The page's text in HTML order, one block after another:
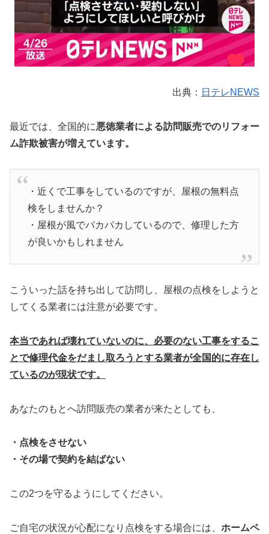
出典： 日テレNEWS
最近では、全国的に悪徳業者による訪問販売でのリフォー
ム詐欺被害が増えています。
・近くで工事をしているのですが、屋根の無料点
検をしませんか？
・屋根が風でパカパカしているので、修理した方
が良いかもしれません
こういった話を持ち出して訪問し、屋根の点検をしようと
してくる業者には注意が必要です。
本当であれば壊れていないのに、必要のない工事をするこ
とで修理代金をだまし取ろうとする業者が全国的に存在し
ているのが現状です。
あなたのもとへ訪問販売の業者が来たとしても、
・点検をさせない
・その場で契約を結ばない
この2つを守るようにしてください。
ご自宅の状況が心配になり点検をする場合には、 ホームペ